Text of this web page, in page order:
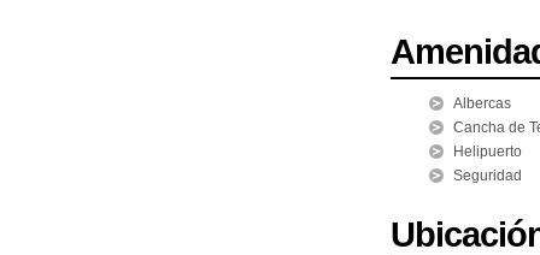
Albercas
Cancha de
Helipuerto
Seguridad